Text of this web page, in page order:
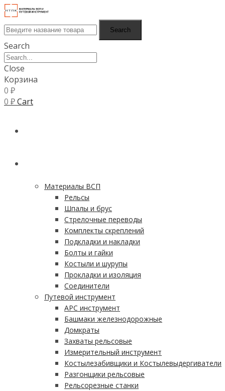
Search
Search
Close
Корзина
0 ₽
0 ₽Cart
Материалы ВСП
Рельсы
Шпалы и брус
Стрелочные переводы
Комплекты скреплений
Подкладки и накладки
Болты и гайки
Костыли и шурупы
Прокладки и изоляция
Соединители
Путевой инструмент
АРС инструмент
Башмаки железнодорожные
Домкраты
Захваты рельсовые
Измерительный инструмент
Костылезабивщики и Костылевыдергиватели
Разгонщики рельсовые
Рельсорезные станки